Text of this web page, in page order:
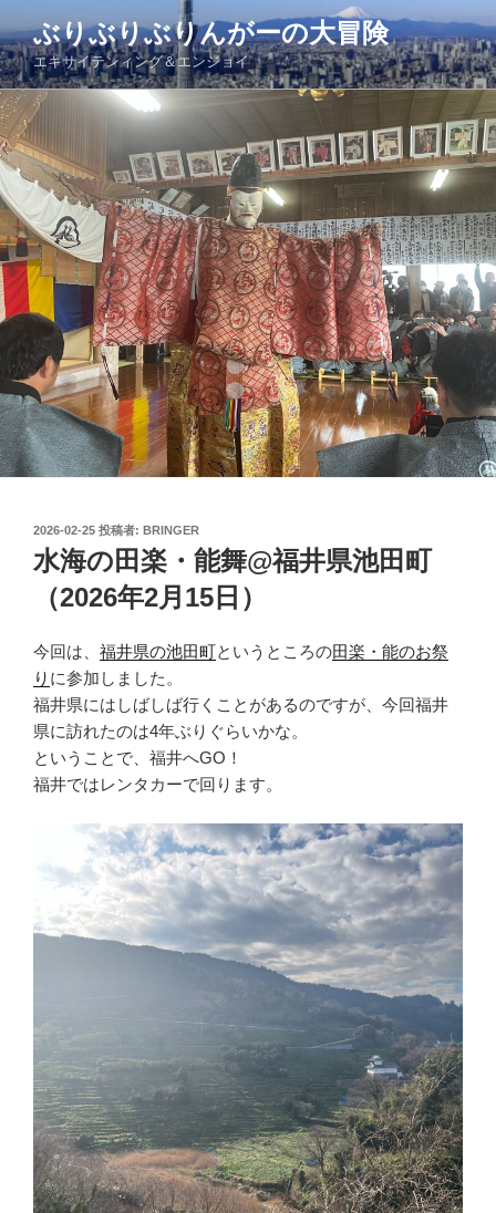
ン
テ
ン
ツ
へ
ス
キ
ッ
プ
ぶりぶりぶりんがーの大冒険
エキサイテンィング＆エンジョイ
投
日:
2026-02-25 投稿者: BRINGER
水海の田楽・能舞@福井県池田町
（2026年2月15日）
今回は、 福井県の池田町というところの田楽・能のお祭
り に参加しました。
福井県にはしばしば行くことがあるのですが、今回福井
県に訪れたのは4年ぶりぐらいかな。
ということで、福井へGO！
福井ではレンタカーで回ります。